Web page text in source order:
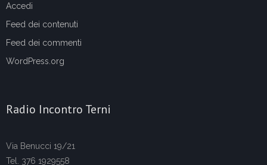
Accedi
Feed dei contenuti
Feed dei commenti
WordPress.org
Radio Incontro Terni
Via Benucci 19/21
Tel. 376 1929558